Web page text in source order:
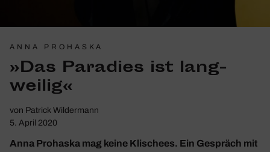
ANNA PROHASKA
»Das Para­dies ist lang­
weilig«
von Patrick Wildermann
5. April 2020
Anna Prohaska mag keine Klischees. Ein Gespräch mit